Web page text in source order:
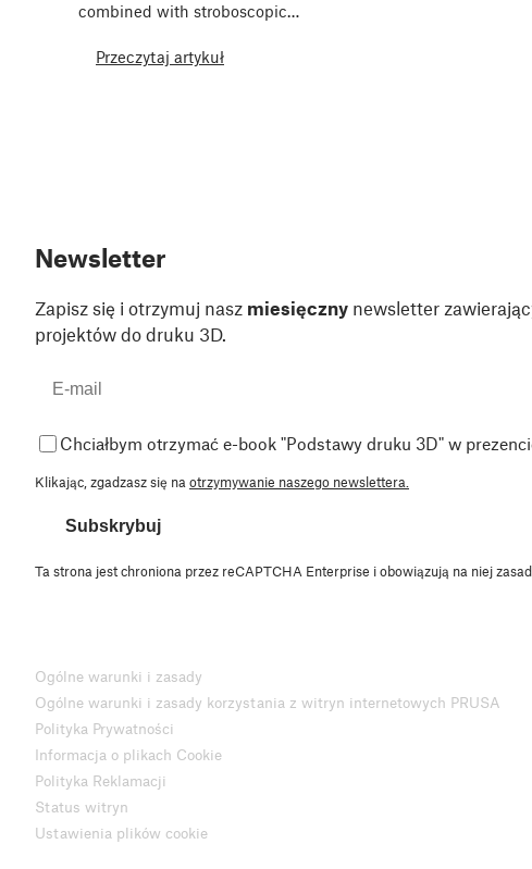
combined with stroboscopic…
Przeczytaj artykuł
Newsletter
Zapisz się i otrzymuj nasz miesięczny newsletter
projektów do druku 3D.
Chciałbym otrzymać e-book "Podstawy druku 3D" w
Klikając, zgadzasz się na otrzymywanie naszego newslettera.
Subskrybuj
Ta strona jest chroniona przez reCAPTCHA Enterprise i obowiązują na niej
Ogólne warunki i zasady
Ogólne warunki i zasady korzystania z witryn internetowych PRUSA
Polityka Prywatności
Informacja o plikach Cookie
Polityka Reklamacji
Status witryn
Ustawienia plików cookie